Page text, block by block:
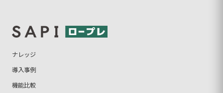
ナレッジ
導入事例
機能比較